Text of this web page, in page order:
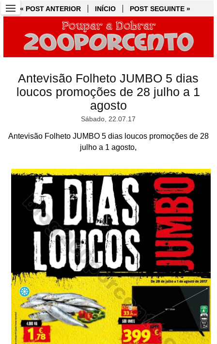
« POST ANTERIOR INÍCIO POST SEGUINTE »
Antevisão Folheto JUMBO 5 dias
loucos promoções de 28 julho a 1
agosto
Sábado, 22.07.17
Antevisão Folheto JUMBO 5 dias loucos promoções de 28
julho a 1 agosto,
« POST ANTERIOR INÍCIO POST SEGUINTE »